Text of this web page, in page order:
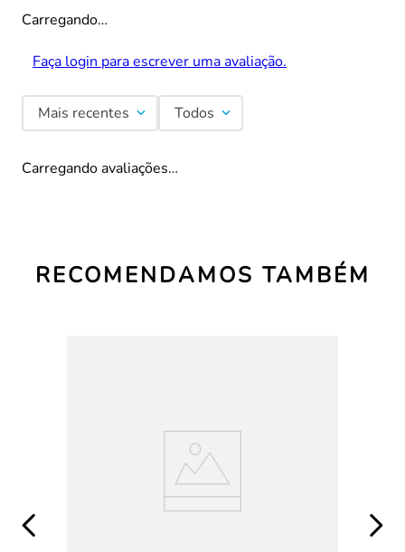
Carregando…
Faça login para escrever uma avaliação.
Mais recentes Todos
Carregando avaliações…
RECOMENDAMOS TAMBÉM